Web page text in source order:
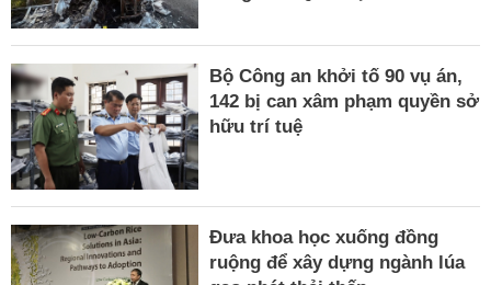
Bộ Công an khởi tố 90 vụ án,
142 bị can xâm phạm quyền sở
hữu trí tuệ
Đưa khoa học xuống đồng
ruộng để xây dựng ngành lúa